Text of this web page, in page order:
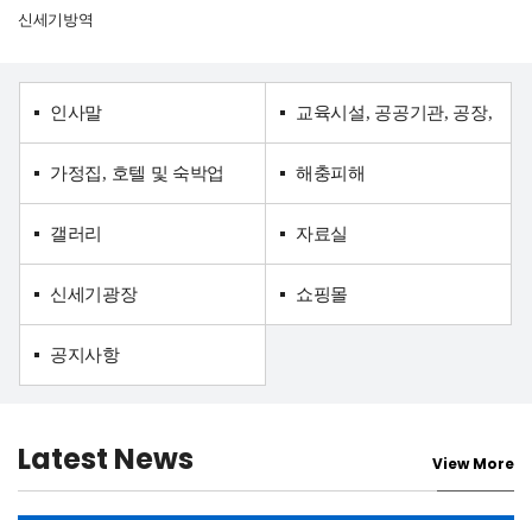
신세기방역
인사말 교육시설, 공공기관, 공장,
요식업소, 병원
가정집, 호텔 및 숙박업 해충피해
갤러리 자료실
신세기광장 쇼핑몰
공지사항
Latest News View More